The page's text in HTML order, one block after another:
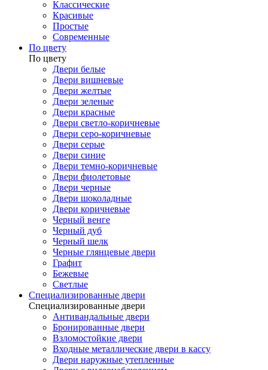
Классические
Красивые
Простые
Современные
По цвету
По цвету
Двери белые
Двери вишневые
Двери желтые
Двери зеленые
Двери красные
Двери светло-коричневые
Двери серо-коричневые
Двери серые
Двери синие
Двери темно-коричневые
Двери фиолетовые
Двери черные
Двери шоколадные
Двери коричневые
Черный венге
Черный дуб
Черный шелк
Черные глянцевые двери
Графит
Бежевые
Светлые
Специализированные двери
Специализированные двери
Антивандальные двери
Бронированные двери
Взломостойкие двери
Входные металлические двери в кассу
Двери наружные утепленные